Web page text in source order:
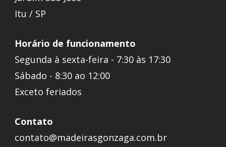
Itu / SP
Horário de funcionamento
Segunda à sexta-feira - 7:30 às 17:30
Sábado - 8:30 ao 12:00
Exceto feriados
Contato
contato@madeirasgonzaga.com.br